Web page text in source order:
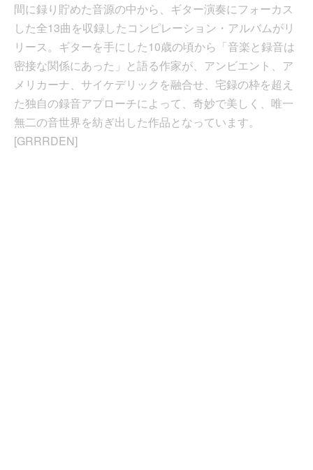
間に録り貯めた音源の中から、ギター演奏にフォーカス
した全13曲を収録したコンピレーション・アルバムがリ
リース。ギターを手にした10歳の頃から「音楽と録音は
密接な関係にあった」と語る作家が、アンビエント、ア
メリカーナ、サイケデリックを融合せ、宅録の枠を超え
た独自の録音アプローチによって、奇妙で美しく、唯一
無二の音世界を紡ぎ出した作品となっています。
[GRRRDEN]